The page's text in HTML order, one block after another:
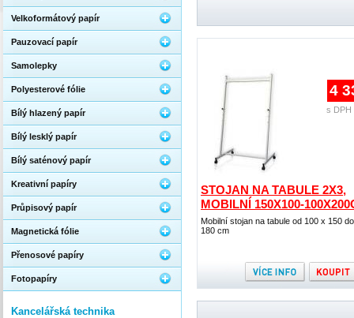
STOJAN NA TABULE 2X3,
MOBILNÍ 150X100-
Mobilní stojan na tabule od 100 x 150
180 cm
4
s DPH
Velkoformátový papír
Pauzovací papír
Samolepky
Polyesterové fólie
Bílý hlazený papír
Bílý lesklý papír
Bílý saténový papír
Kreativní papíry
Průpisový papír
Magnetická fólie
Přenosové papíry
Fotopapíry
Kancelářská technika